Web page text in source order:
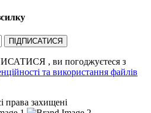
ПІДПИСАТИСЯ
, ви погоджуєтеся з
та використання файлів
захищені